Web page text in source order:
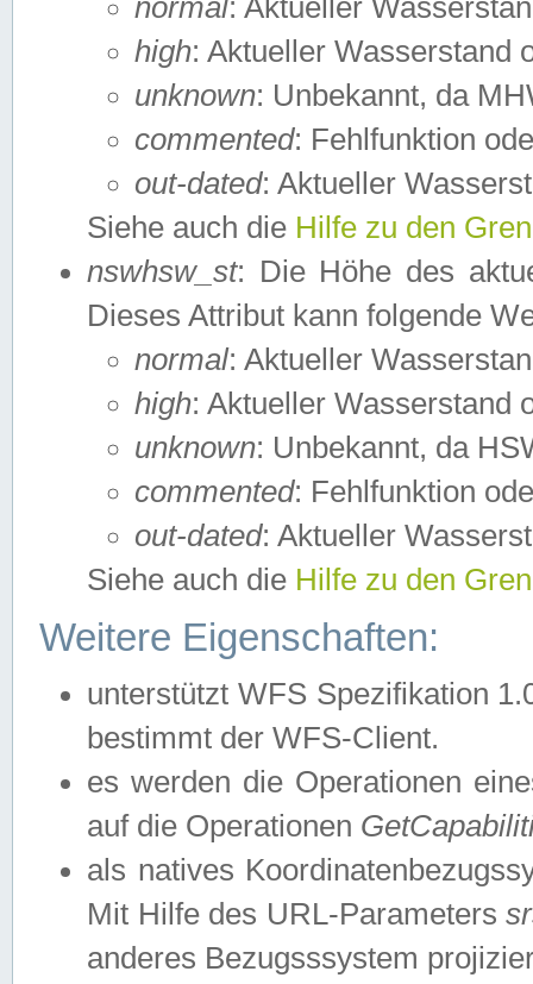
normal: Aktueller
high: Aktueller Wasserstand
unknown: Unbekannt, da
commented: Fehlfunktion
out-dated: Aktueller
Siehe auch die Hilfe zu den
nswhsw_st: Die Höhe des
Dieses Attribut kann folgende
normal: Aktueller
high: Aktueller Wasserstand
unknown: Unbekannt, da
commented: Fehlfunktion
out-dated: Aktueller
Siehe auch die Hilfe zu den
Weitere Eigenschaften:
unterstützt WFS Spezifikation
bestimmt der WFS-Client.
es werden die Operationen
auf die Operationen
als natives
Mit Hilfe des URL-Parameters
anderes Bezugsssystem